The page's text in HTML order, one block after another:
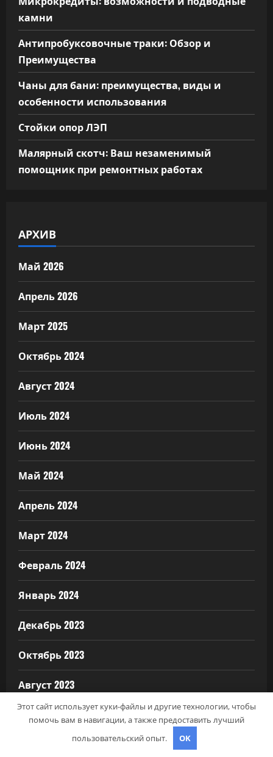
камни
Антипробуксовочные траки: Обзор и
Преимущества
Чаны для бани: преимущества, виды и
особенности использования
Стойки опор ЛЭП
Малярный скотч: Ваш незаменимый
помощник при ремонтных работах
АРХИВ
Май 2026
Апрель 2026
Март 2025
Октябрь 2024
Август 2024
Июль 2024
Июнь 2024
Май 2024
Апрель 2024
Март 2024
Февраль 2024
Январь 2024
Декабрь 2023
Октябрь 2023
Август 2023
Этот сайт использует куки-файлы и другие технологии, чтобы
помочь вам в навигации, а также предоставить лучший
пользовательский опыт.
OK